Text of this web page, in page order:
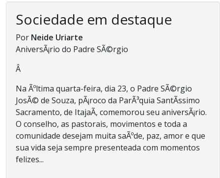
Sociedade em destaque
Por Neide Uriarte
AniversÃ¡rio do Padre SÃ©rgio
Â
Na Ãºltima quarta-feira, dia 23, o Padre SÃ©rgio
JosÃ© de Souza, pÃ¡roco da ParÃ³quia SantÃ­ssimo
Sacramento, de ItajaÃ­, comemorou seu aniversÃ¡rio.
O conselho, as pastorais, movimentos e toda a
comunidade desejam muita saÃºde, paz, amor e que
sua vida seja sempre presenteada com momentos
felizes...